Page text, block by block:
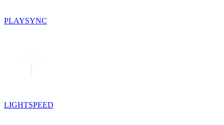
PLAYSYNC
LIGHTSPEED